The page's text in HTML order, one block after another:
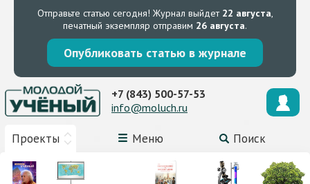
Отправьте статью сегодня! Журнал выйдет 22 августа,
печатный экземпляр отправим 26 августа.
Опубликовать статью в журнале
Проекты Меню Поиск
+7 (843) 500-57-53
info@moluch.ru